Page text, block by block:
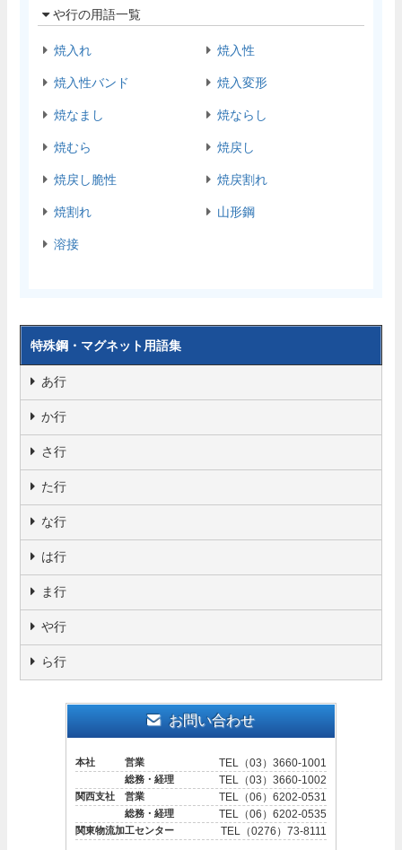
や行の用語一覧
焼入れ 焼入性
焼入性バンド 焼入変形
焼なまし 焼ならし
焼むら 焼戻し
焼戻し脆性 焼戻割れ
焼割れ 山形鋼
溶接
特殊鋼・マグネット用語集
あ行
か行
さ行
た行
な行
は行
ま行
や行
ら行
お問い合わせ
本社 営業 TEL（03）3660-1001
総務・経理 TEL（03）3660-1002
関西支社 営業 TEL（06）6202-0531
総務・経理 TEL（06）6202-0535
関東物流加工センター TEL（0276）73-8111